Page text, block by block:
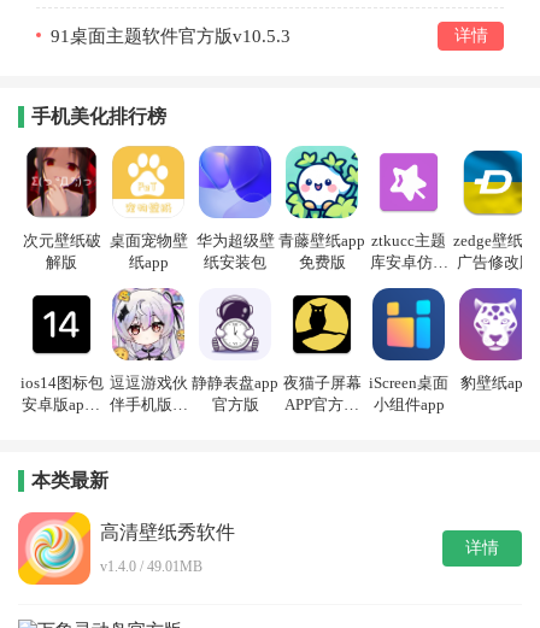
91桌面主题软件官方版v10.5.3 详情
手机美化排行榜
次元壁纸破
解版
桌面宠物壁
纸app
华为超级壁
纸安装包
青藤壁纸app
免费版
ztkucc主题
库安卓仿苹
果app
zedge壁纸去
广告修改版
ios14图标包
安卓版apk(i
逗逗游戏伙
伴手机版最
静静表盘app
官方版
夜猫子屏幕
APP官方正
iScreen桌面
小组件app
豹壁纸app
本类最新
高清壁纸秀软件
v1.4.0 / 49.01MB
详情